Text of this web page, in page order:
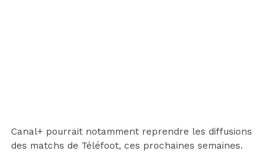
Canal+ pourrait notamment reprendre les diffusions
des matchs de Téléfoot, ces prochaines semaines.